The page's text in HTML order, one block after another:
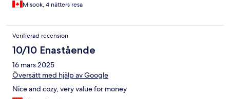
Misook, 4 nätters resa
Verifierad recension
10/10 Enastående
16 mars 2025
Översätt med hjälp av Google
Nice and cozy, very value for money